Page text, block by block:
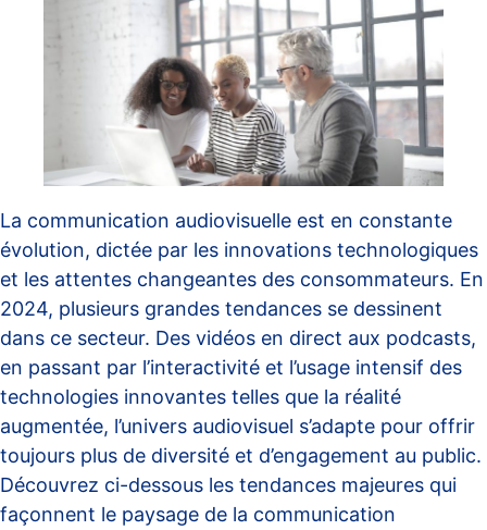
La communication audiovisuelle est en constante
évolution, dictée par les innovations technologiques
et les attentes changeantes des consommateurs. En
2024, plusieurs grandes tendances se dessinent
dans ce secteur. Des vidéos en direct aux podcasts,
en passant par l’interactivité et l’usage intensif des
technologies innovantes telles que la réalité
augmentée, l’univers audiovisuel s’adapte pour offrir
toujours plus de diversité et d’engagement au public.
Découvrez ci-dessous les tendances majeures qui
façonnent le paysage de la communication